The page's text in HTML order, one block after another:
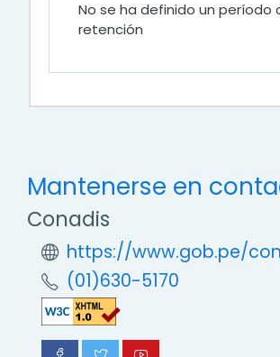
No se ha definido un período
retención
Mantenerse en
Conadis
https://www.gob.pe/
(01)630-5170